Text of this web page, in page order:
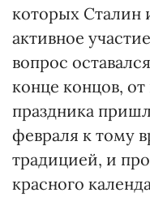
которых
активное
вопрос
конце концов,
праздника
февраля к тому
традицией, и
красного